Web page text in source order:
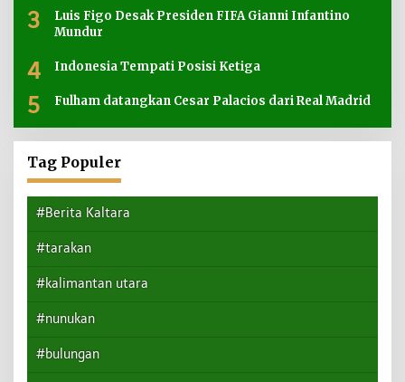
3
Luis Figo Desak Presiden FIFA Gianni Infantino
Mundur
4 Indonesia Tempati Posisi Ketiga
5 Fulham datangkan Cesar Palacios dari Real Madrid
Tag Populer
#Berita Kaltara
#tarakan
#kalimantan utara
#nunukan
#bulungan